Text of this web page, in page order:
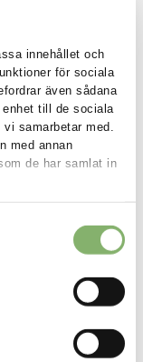
innehållet och
för sociala
även sådana
till de sociala
samarbetar med.
med annan
de har samlat in
2 och 3
i tre
ägs eller drivs av
på plats eller i
av inköpt energi
organisationens
ett företags utsläpp
för ett